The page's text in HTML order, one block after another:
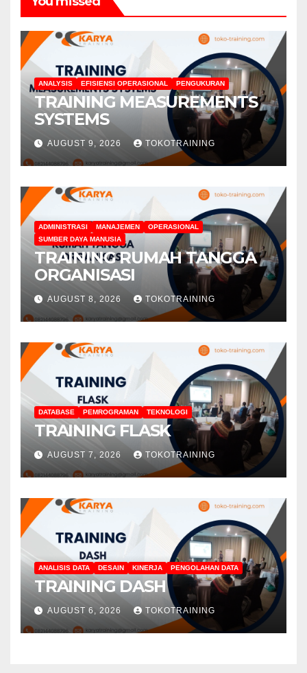
ANALYSIS EFISIENSI OPERASIONAL PENGUKURAN
TRAINING MEASUREMENTS
SYSTEMS
AUGUST 9, 2026 TOKOTRAINING
ADMINISTRASI MANAJEMEN
OPERASIONAL
SUMBER DAYA MANUSIA
TRAINING RUMAH TANGGA
ORGANISASI
AUGUST 8, 2026 TOKOTRAINING
DATABASE PEMROGRAMAN TEKNOLOGI
TRAINING FLASK
AUGUST 7, 2026 TOKOTRAINING
ANALISIS DATA DESAIN KINERJA PENGOLAHAN DATA
TRAINING DASH
AUGUST 6, 2026 TOKOTRAINING